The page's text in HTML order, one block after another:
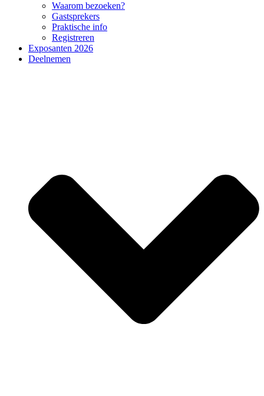
Waarom bezoeken?
Gastsprekers
Praktische info
Registreren
Exposanten 2026
Deelnemen